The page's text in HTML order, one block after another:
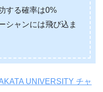
する確率は0%
シャンには飛び込ま
UNIVERSITY チャ